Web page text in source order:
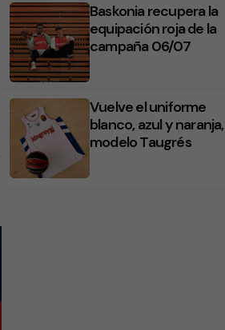
Baskonia recupera la
equipación roja de la
campaña 06/07
Vuelve el uniforme
blanco, azul y naranja,
modelo Taugrés